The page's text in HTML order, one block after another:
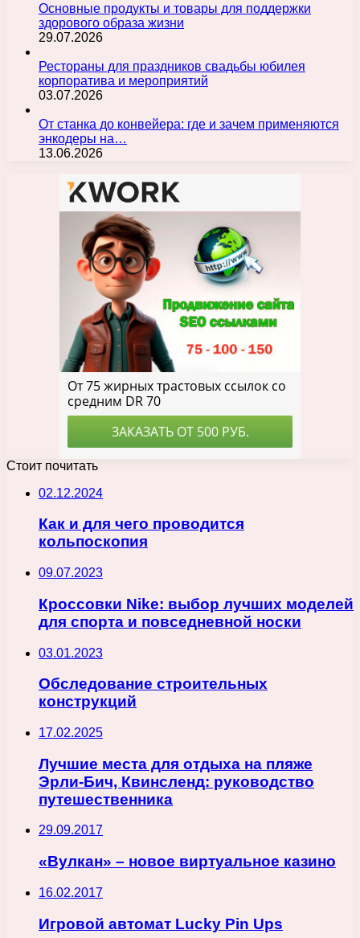
Основные продукты и товары для поддержки
здорового образа жизни
29.07.2026
Рестораны для праздников свадьбы юбилея
корпоратива и мероприятий
03.07.2026
От станка до конвейера: где и зачем применяются
энкодеры на…
13.06.2026
Стоит почитать
02.12.2024
Как и для чего проводится
кольпоскопия
09.07.2023
Кроссовки Nike: выбор лучших моделей
для спорта и повседневной носки
03.01.2023
Обследование строительных
конструкций
17.02.2025
Лучшие места для отдыха на пляже
Эрли-Бич, Квинсленд: руководство
путешественника
29.09.2017
«Вулкан» – новое виртуальное казино
16.02.2017
Игровой автомат Lucky Pin Ups